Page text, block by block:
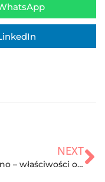
NEXT
Oregano – właściwości oraz zastosowanie w kuchni i lecznictwie